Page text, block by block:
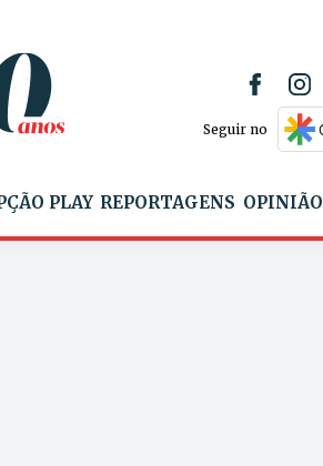
Seguir no
PLAY REPORTAGENS OPINIÃO